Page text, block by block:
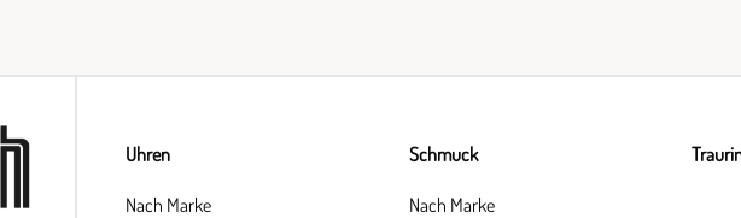
Uhren
Nach Marke
Schmuck
Nach Marke